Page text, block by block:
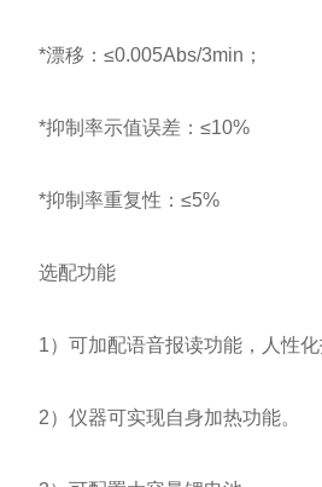
*漂移：≤0.005Abs/3min；
*抑制率示值误差：≤10%
*抑制率重复性：≤5%
选配功能
1）可加配语音报读功能，人性化
2）仪器可实现自身加热功能。